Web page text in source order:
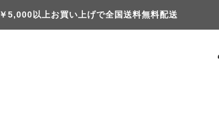
￥5,000以上お買い上げで全国送料無料配送